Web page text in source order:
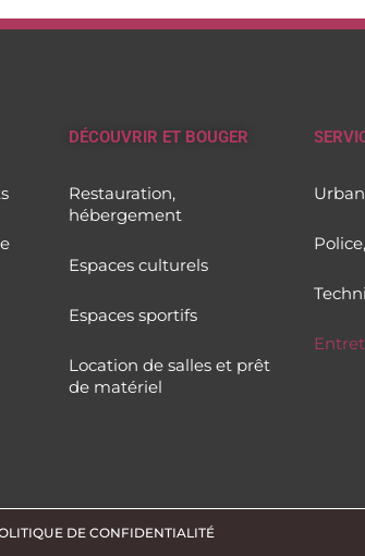
DÉCOUVRIR ET BOUGER
Restauration,
hébergement
Espaces culturels
Espaces sportifs
Location de salles et prêt
de matériel
DE CONFIDENTIALITÉ